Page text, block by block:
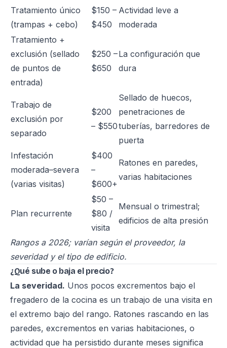
Tratamiento único
(trampas + cebo)
$150 –
$450
Actividad leve a
moderada
Tratamiento +
exclusión (sellado
de puntos de
entrada)
$250 –
$650
La configuración que
dura
Trabajo de
exclusión por
separado
$200
– $550
Sellado de huecos,
penetraciones de
tuberías, barredores de
puerta
Infestación
moderada–severa
(varias visitas)
$400
–
$600+
Ratones en paredes,
varias habitaciones
Plan recurrente
$50 –
$80 /
visita
Mensual o trimestral;
edificios de alta presión
Rangos a 2026; varían según el proveedor, la
severidad y el tipo de edificio.
¿Qué sube o baja el precio?
La severidad. Unos pocos excrementos bajo el
fregadero de la cocina es un trabajo de una visita en
el extremo bajo del rango. Ratones rascando en las
paredes, excrementos en varias habitaciones, o
actividad que ha persistido durante meses significa